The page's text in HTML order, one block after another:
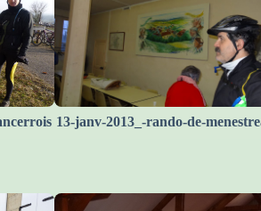
13-janv-2013_-rando-de-